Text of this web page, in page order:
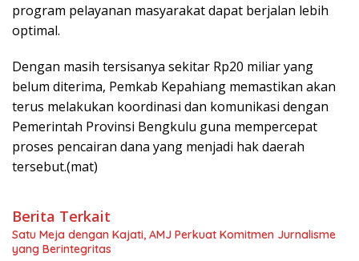
program pelayanan masyarakat dapat berjalan lebih
optimal.
Dengan masih tersisanya sekitar Rp20 miliar yang
belum diterima, Pemkab Kepahiang memastikan akan
terus melakukan koordinasi dan komunikasi dengan
Pemerintah Provinsi Bengkulu guna mempercepat
proses pencairan dana yang menjadi hak daerah
tersebut.(mat)
Berita Terkait
Satu Meja dengan Kajati, AMJ Perkuat Komitmen Jurnalisme
yang Berintegritas